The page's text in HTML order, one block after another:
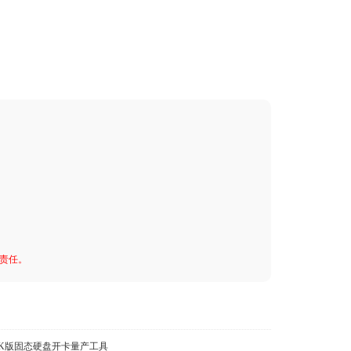
任。
版固态硬盘开卡量产工具